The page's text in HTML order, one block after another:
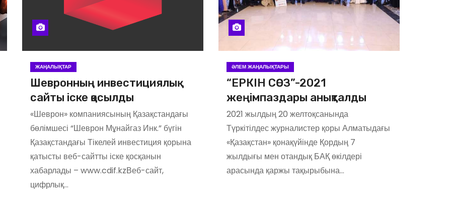
ЖАҢАЛЫҚТАР
Шевронның инвестициялық
сайты іске қосылды
«Шеврон» компаниясының Қазақстандағы
бөлімшесі “Шеврон Мұнайгаз Инк.” бүгін
Қазақстандағы Тікелей инвестиция қорына
қатысты веб-сайтты іске қосқанын
хабарлады – www.cdif.kzВеб-сайт,
цифрлық…
ӘЛЕМ ЖАҢАЛЫҚТАРЫ
“ЕРКІН СӨЗ”-2021
жеңімпаздары анықталды
2021 жылдың 20 желтоқсанында
Түркітілдес журналистер қоры Алматыдағы
«Қазақстан» қонақүйінде Қордың 7
жылдығы мен отандық БАҚ өкілдері
арасында қаржы тақырыбына…